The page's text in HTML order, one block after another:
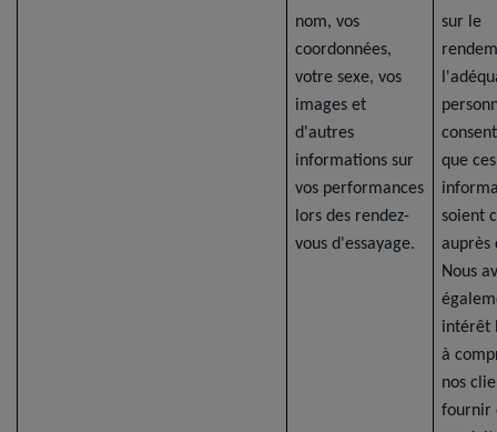
nom, vos
coordonnées,
votre sexe, vos
images et
d'autres
informations sur
vos performances
lors des rendez-
vous d'essayage.
sur le
que ces
soient
auprès
Nous
intérêt
à
nos
fournir